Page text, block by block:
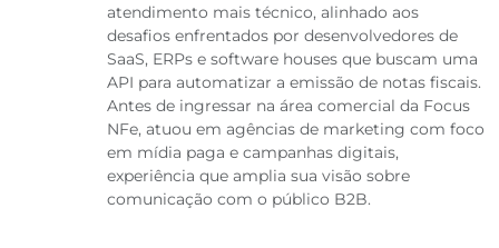
atendimento mais técnico, alinhado aos
desafios enfrentados por desenvolvedores de
SaaS, ERPs e software houses que buscam uma
API para automatizar a emissão de notas fiscais.
Antes de ingressar na área comercial da Focus
NFe, atuou em agências de marketing com foco
em mídia paga e campanhas digitais,
experiência que amplia sua visão sobre
comunicação com o público B2B.